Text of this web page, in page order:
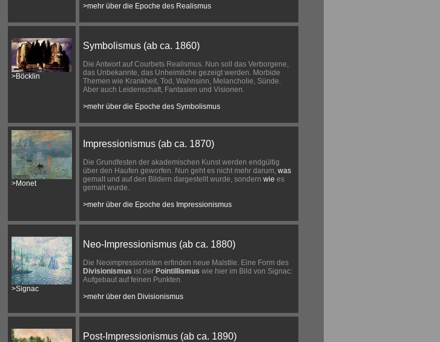
>mehr über die Epoche des Realismus
>Böcklin
Symbolismus (ab ca. 1860)
Die Antwort auf Courbets Realismus. Nun soll das Verborgene,
das Unbekannte, das Unheimliche gezeigt werden. Morbide
Themen wie Krankheit, Tod, Wahnsinn, Melancholie, Sünde.
Aber auch Leidenschaft, Fantasien und Visionen.
>mehr über die Epoche des Symbolismus
>Monet
Impressionismus (ab ca. 1870)
Die Grundfesten der akademischen Kunst werden endgültig
über den Haufen geworfen. Nun geht es nicht mehr darum, was
gemalt und auf den Bildern dargestellt wurde, sondern wie es
gemalt wurde.
>mehr über die Epoche des Impressionismus
>Signac
Neo-Impressionismus (ab ca. 1880)
Die Neoimpressionisten erfinden neue Malstile. Eine Form des
Divisionismus ist der Pointillismus wie hier im Bild von Signac:
Aufgebaut auf feinen Punkten.
>mehr über den Divisionismus
Post-Impressionismus (ab ca. 1890)